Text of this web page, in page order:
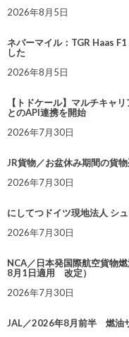
2026年8月5日
ネバーマイル：TGR Haas
した
2026年8月5日
【トドケール】マルチキャ
とのAPI連携を開始
2026年7月30日
JR貨物／お盆休み期間の貨
2026年7月30日
にしてつドイツ現地法人 シ
2026年7月30日
NCA／日本発国際航空貨物
8月1日適用 改定）
2026年7月30日
JAL／2026年8月前半 燃油